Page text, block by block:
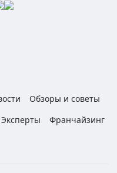
Обзоры и советы
Эксперты
Франчайзинг